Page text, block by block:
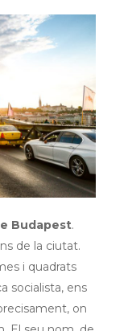
Budapest.
de la ciutat.
i quadrats
socialista, ens
on